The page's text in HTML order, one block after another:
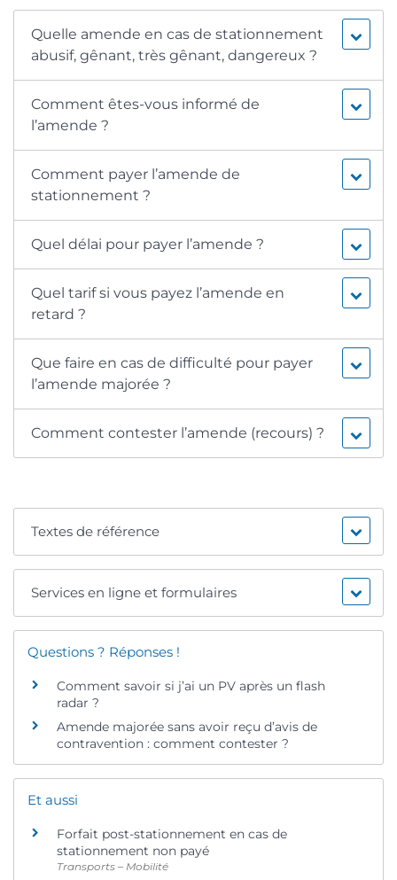
Quelle amende en cas de stationnement
abusif, gênant, très gênant, dangereux ?
Comment êtes-vous informé de
l’amende ?
Comment payer l’amende de
stationnement ?
Quel délai pour payer l’amende ?
Quel tarif si vous payez l’amende en
retard ?
Que faire en cas de difficulté pour payer
l’amende majorée ?
Comment contester l’amende (recours) ?
Textes de référence
Services en ligne et formulaires
Questions ? Réponses !
Comment savoir si j’ai un PV après un flash
radar ?
Amende majorée sans avoir reçu d’avis de
contravention : comment contester ?
Et aussi
Forfait post-stationnement en cas de
stationnement non payé
Transports – Mobilité